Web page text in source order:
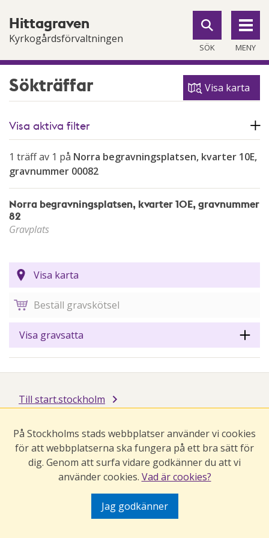
navigationen
innehållet
Hittagraven
Kyrkogårdsförvaltningen
SÖK MENY
Sökträffar Visa karta
Visa aktiva filter
1 träff av 1 på Norra begravningsplatsen, kvarter 10E,
gravnummer 00082
Norra begravningsplatsen, kvarter 10E, gravnummer
82
Gravplats
Visa karta
Beställ gravskötsel
Visa gravsatta
Till start.stockholm
På Stockholms stads webbplatser använder vi cookies
för att webbplatserna ska fungera på ett bra sätt för
dig. Genom att surfa vidare godkänner du att vi
använder cookies. Vad är cookies?
Jag godkänner